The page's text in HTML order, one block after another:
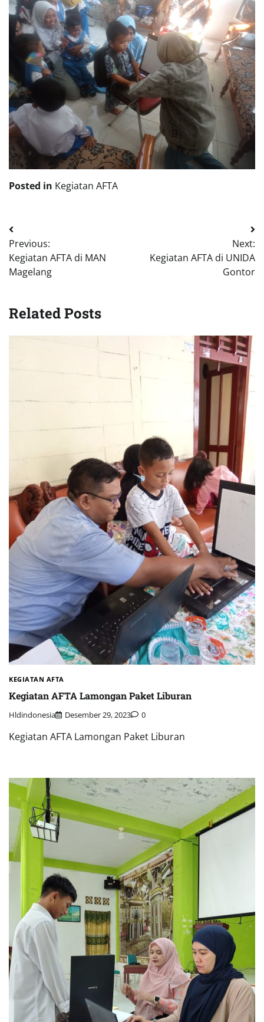
Posted in Kegiatan AFTA
Navigasi
pos
Previous:
Kegiatan AFTA di MAN
Magelang
Next:
Kegiatan AFTA di UNIDA
Gontor
Related Posts
KEGIATAN AFTA
Kegiatan AFTA Lamongan Paket Liburan
Hldindonesia Desember 29, 2023 0
Kegiatan AFTA Lamongan Paket Liburan